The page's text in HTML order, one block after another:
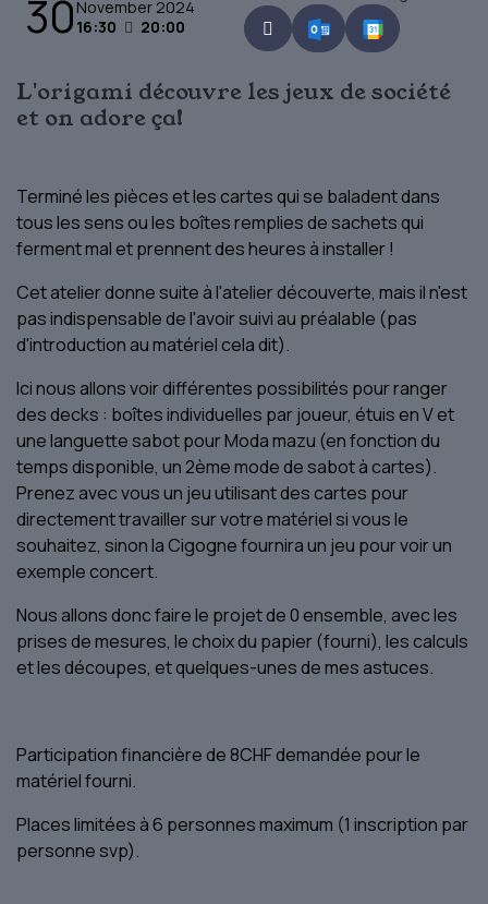
30 November 2024
16:30
20:00
L'origami découvre les jeux de société
et on adore ça!
Terminé les pièces et les cartes qui se baladent dans
tous les sens ou les boîtes remplies de sachets qui
ferment mal et prennent des heures à installer !
Cet atelier donne suite à l'atelier découverte, mais il n'est
pas indispensable de l'avoir suivi au préalable (pas
d'introduction au matériel cela dit).
Ici nous allons voir différentes possibilités pour ranger
des decks : boîtes individuelles par joueur, étuis en V et
une languette sabot pour Moda mazu (en fonction du
temps disponible, un 2ème mode de sabot à cartes).
Prenez avec vous un jeu utilisant des cartes pour
directement travailler sur votre matériel si vous le
souhaitez, sinon la Cigogne fournira un jeu pour voir un
exemple concert.
Nous allons donc faire le projet de 0 ensemble, avec les
prises de mesures, le choix du papier (fourni), les calculs
et les découpes, et quelques-unes de mes astuces.
Participation financière de 8CHF demandée pour le
matériel fourni.
Places limitées à 6 personnes maximum (1 inscription par
personne svp).